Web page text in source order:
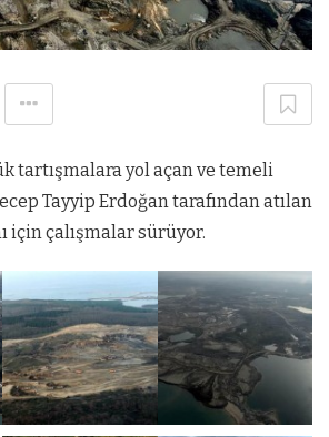
tartışmalara yol açan ve temeli
Tayyip Erdoğan tarafından atılan
için çalışmalar sürüyor.